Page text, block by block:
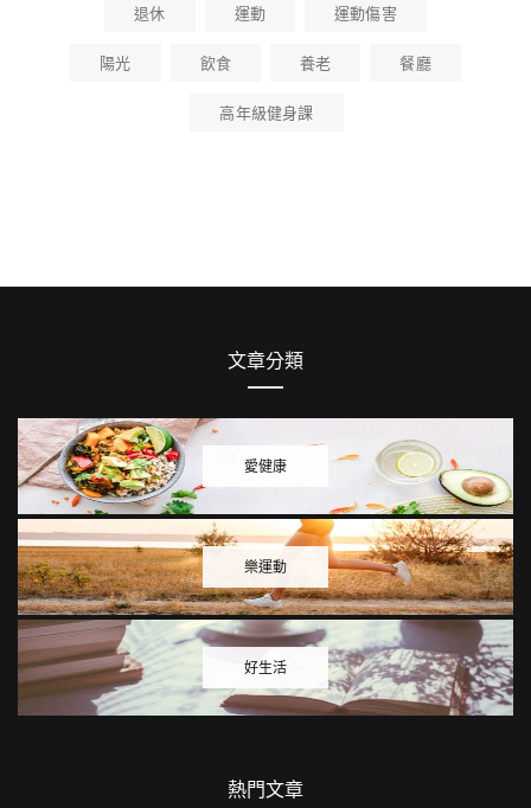
退休
運動
運動傷害
陽光
飲食 養老
餐廳
高年級健身課
文章分類
愛健康
樂運動
好生活
熱門文章